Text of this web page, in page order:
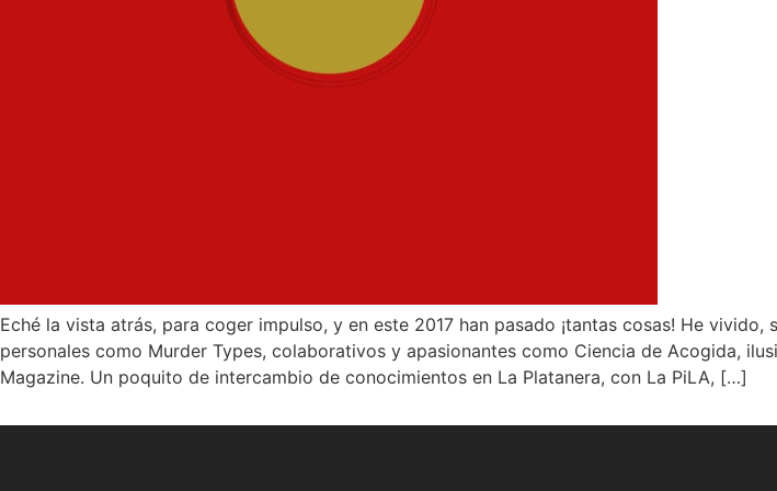
Eché la vista atrás, para coger impulso, y en este 2017 han pasado ¡tantas cosas! He
personales como Murder Types, colaborativos y apasionantes como Ciencia de Acogida,
Magazine. Un poquito de intercambio de conocimientos en La Platanera, con La PiLA, […]